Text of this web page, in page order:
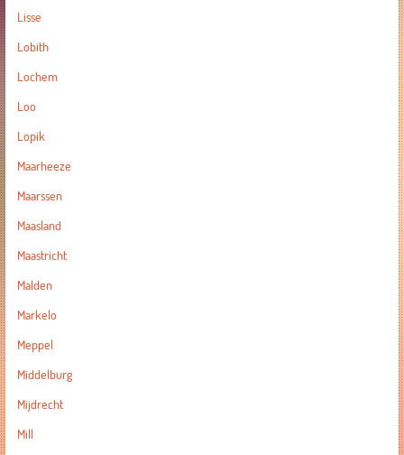
Lisse
Lobith
Lochem
Loo
Lopik
Maarheeze
Maarssen
Maasland
Maastricht
Malden
Markelo
Meppel
Middelburg
Mijdrecht
Mill